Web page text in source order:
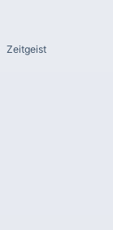
Zeitgeist